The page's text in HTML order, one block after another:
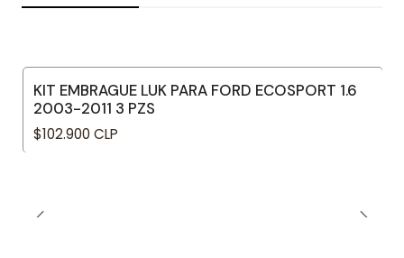
KIT EMBRAGUE LUK PARA FORD ECOSPORT 1.6
2003-2011 3 PZS
$102.900 CLP